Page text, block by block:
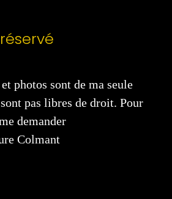
photos sont de ma seule
pas libres de droit. Pour
demander
Colmant